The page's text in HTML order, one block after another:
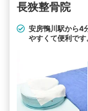
長狭整骨院
安房鴨川駅から4
やすくて便利です